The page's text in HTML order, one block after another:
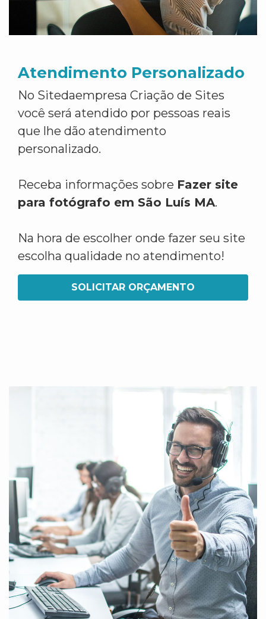
Atendimento Personalizado
No Sitedaempresa Criação de Sites
você será atendido por pessoas reais
que lhe dão atendimento
personalizado.
Receba informações sobre Fazer site
para fotógrafo em São Luís MA.
Na hora de escolher onde fazer seu site
escolha qualidade no atendimento!
SOLICITAR ORÇAMENTO